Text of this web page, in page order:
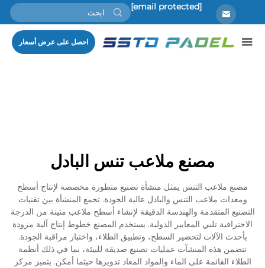
[email protected]
احصل على عرض أسعار
مصنع ملاعب تنس البادل
مصنع ملاعب التنس يمثل منشأة تصنيع متطورة مخصصة لإنتاج أسطح
ومعدات ملاعب التنس والبادل عالية الجودة. تجمع المنشأة بين تقنيات
التصنيع المتقدمة والهندسة الدقيقة لإنشاء أسطح ملاعب متينة من الدرجة
الاحترافية تلبي المعايير الدولية. يستخدم المصنع خطوط إنتاج آلية مزودة
بأحدث الآلات لتحضير السطح، وتطبيق الطلاء، واختبار مراقبة الجودة.
تتضمن هذه المنشآت عمليات تصنيع صديقة للبيئة، بما في ذلك أنظمة
الطلاء القائمة على الماء والمواد المعاد تدويرها حيثما أمكن. يتميز مركز